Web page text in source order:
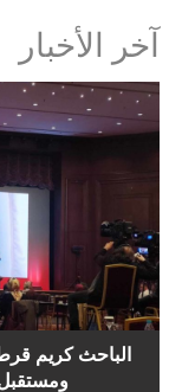
آخر الأخبار
الباحث كريم